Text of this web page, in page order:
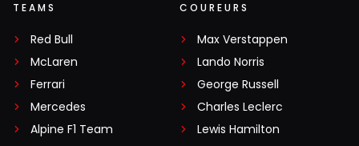
TEAMS
Red Bull
McLaren
Ferrari
Mercedes
Alpine F1 Team
COUREURS
Max Verstappen
Lando Norris
George Russell
Charles Leclerc
Lewis Hamilton